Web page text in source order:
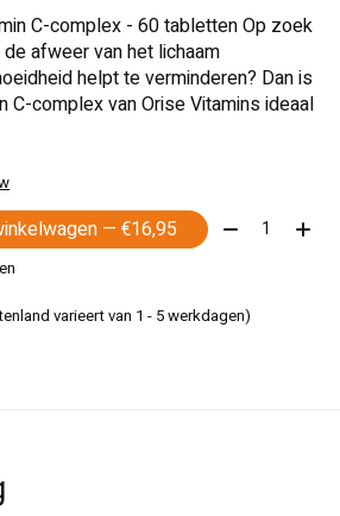
C-complex - 60 tabletten Op zoek
afweer van het lichaam
helpt te verminderen? Dan is
C-complex van Orise Vitamins ideaal
5
— €16,95 Aantal:
varieert van 1 - 5 werkdagen)